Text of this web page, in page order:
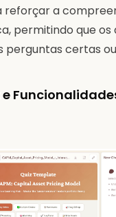
a
permitindo que os
perguntas certas
e